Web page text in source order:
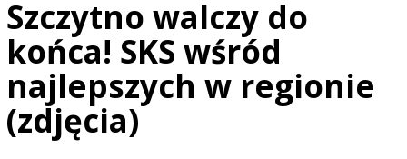
Szczytno walczy do
końca! SKS wśród
najlepszych w regionie
(zdjęcia)